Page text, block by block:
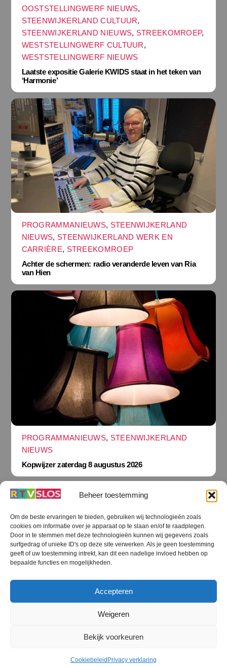
Beheer toestemming
Om de beste ervaringen te bieden, gebruiken wij technologieën zoals
cookies om informatie over je apparaat op te slaan en/of te raadplegen.
Door in te stemmen met deze technologieën kunnen wij gegevens zoals
surfgedrag of unieke ID's op deze site verwerken. Als je geen toestemming
geeft of uw toestemming intrekt, kan dit een nadelige invloed hebben op
bepaalde functies en mogelijkheden.
Accepteren
Weigeren
Bekijk voorkeuren
Cookiebeleid Privacy verklaring
OOSTSTELLINGWERF NIEUWS,
STEENWIJKERLAND CULTUUR,
STEENWIJKERLAND NIEUWS, STREEKOMROEP,
WESTSTELLINGWERF CULTUUR,
WESTSTELLINGWERF NIEUWS
Laatste expositie Galerie KWIDS staat in het teken van
‘Harmonie’
PROGRAMMANIEUWS, STEENWIJKERLAND
NIEUWS, STEENWIJKERLAND WERK EN
CARRIÈRE, STREEKOMROEP
Achter de schermen: radio veranderde leven van Ria
van Hien
PROGRAMMANIEUWS, STEENWIJKERLAND
NIEUWS
Kopwijzer zaterdag 8 augustus 2026
Terug
naar
boven
RTV SLOS
RTV SLOS ANBI